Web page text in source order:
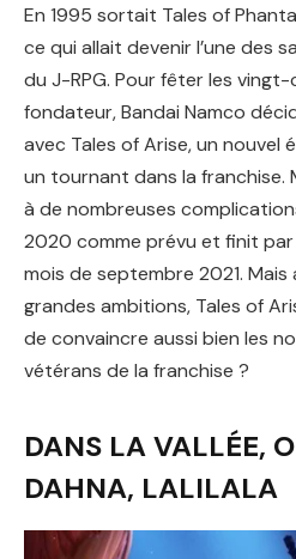
En 1995 sortait Tales of
ce qui allait devenir l’une des
du J-RPG. Pour fêter les
fondateur, Bandai Namco
avec Tales of Arise, un nouvel
un tournant dans la franchise.
à de nombreuses
2020 comme prévu et finit
mois de septembre 2021. Mais
grandes ambitions, Tales of
de convaincre aussi bien les
vétérans de la franchise ?
DANS LA VALLÉE,
DAHNA, LALILALA